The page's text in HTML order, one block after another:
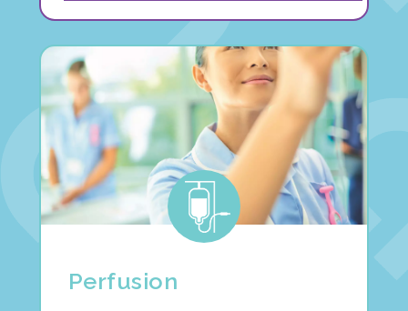
Perfusion